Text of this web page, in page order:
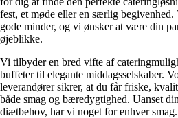
fest, et møde eller en særlig begivenhed.
gode minder, og vi ønsker at være din
øjeblikke.
Vi tilbyder en bred vifte af
buffeter til elegante middagsselskaber.
leverandører sikrer, at du får friske,
både smag og bæredygtighed. Uanset
diætbehov, har vi noget for enhver smag.